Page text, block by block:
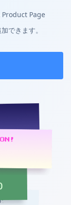
Product Page
できます。